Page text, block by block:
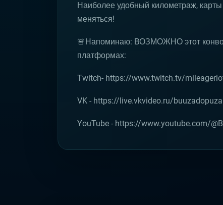
Наиболее удобный километраж,
меняться!
🚨Напоминаю: ВОЗМОЖНО этот
платформах:
Twitch- https://www.twitch.tv/
VK - https://live.vkvideo.ru/buuzadopuza
YouTube - https://www.youtube.com/